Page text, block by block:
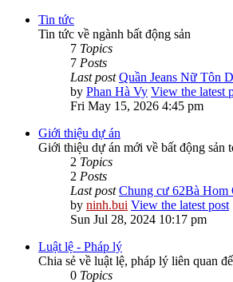
Tin tức
Tin tức về ngành bất động sản
7 Topics
7 Posts
Last post Quần Jeans Nữ Tôn
by Phan Hà Vy View the latest
Fri May 15, 2026 4:45 pm
Giới thiệu dự án
Giới thiệu dự án mới về bất động sản
2 Topics
2 Posts
Last post Chung cư 62Bà Hom
by ninh.bui View the latest post
Sun Jul 28, 2024 10:17 pm
Luật lệ - Pháp lý
Chia sẻ về luật lệ, pháp lý liên quan
0 Topics